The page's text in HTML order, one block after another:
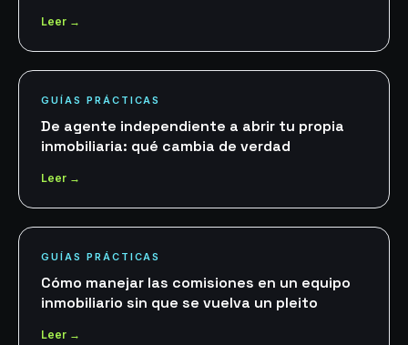
Leer →
GUÍAS PRÁCTICAS
De agente independiente a abrir tu propia
inmobiliaria: qué cambia de verdad
Leer →
GUÍAS PRÁCTICAS
Cómo manejar las comisiones en un equipo
inmobiliario sin que se vuelva un pleito
Leer →